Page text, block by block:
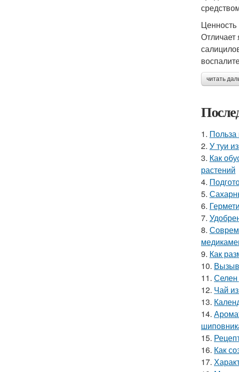
Ценность
Отличает
читать
1. Польза
2. У туи
3. Как
растений
4.
5.
6.
7.
8.
9. Как
10.
11. Селен
12. Чай
13.
14.
15.
16. Как
17.